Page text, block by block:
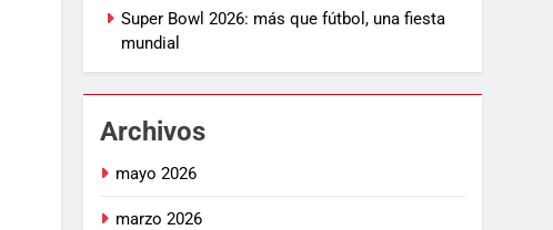
Super Bowl 2026: más que fútbol, una fiesta
mundial
Archivos
mayo 2026
marzo 2026